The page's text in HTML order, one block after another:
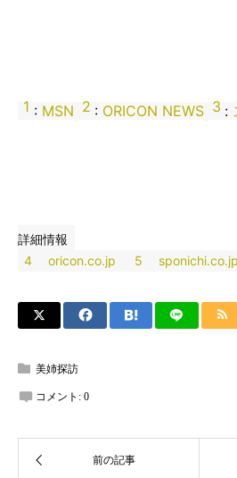
1 : MSN 2 : ORICON NEWS 3 :
詳細情報
4
oricon.co.jp 5 sponichi.co.jp
美姉探訪
コメント: 0